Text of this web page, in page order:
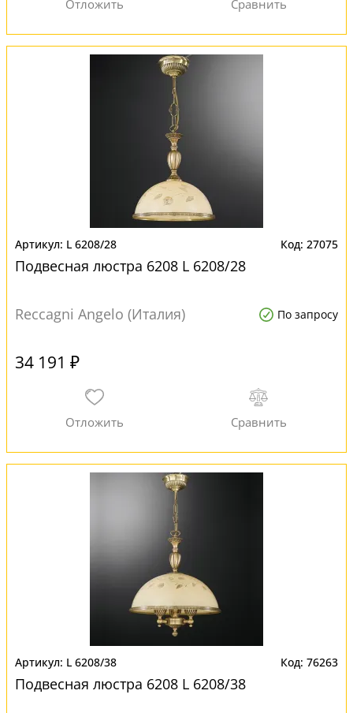
L 6208/28 27075
Подвесная люстра 6208 L 6208/28
Reccagni Angelo (Италия) По запросу
34 191 ₽
L 6208/38 76263
Подвесная люстра 6208 L 6208/38